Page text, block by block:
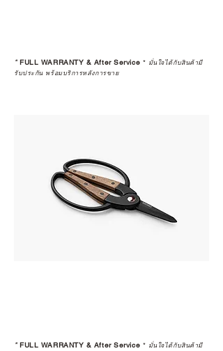
*FULL WARRANTY & After Service * มั่นใจได้กับสินค้ามี
รับประกัน พร้อมบริการหลังการขาย
*FULL WARRANTY & After Service * มั่นใจได้กับสินค้ามี